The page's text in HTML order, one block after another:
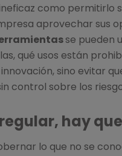
como permitirlo
aprovechar sus
se pueden
qué usos están
sino evitar
control sobre los
hay
lo que no se